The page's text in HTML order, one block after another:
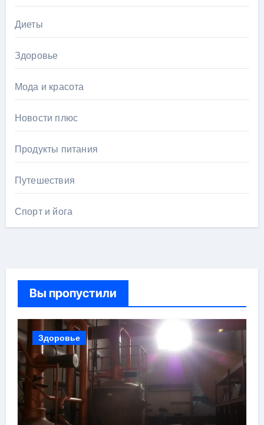
Диеты
Здоровье
Мода и красота
Новости плюс
Продукты питания
Путешествия
Спорт и йога
Вы пропустили
Здоровье